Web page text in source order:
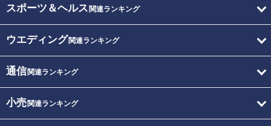
スポーツ＆ヘルス 関連ランキング
ウエディング関連ランキング
通信関連ランキング
小売関連ランキング